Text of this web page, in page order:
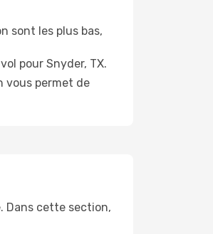
sont les plus bas,
pour Snyder, TX.
vous permet de
Dans cette section,